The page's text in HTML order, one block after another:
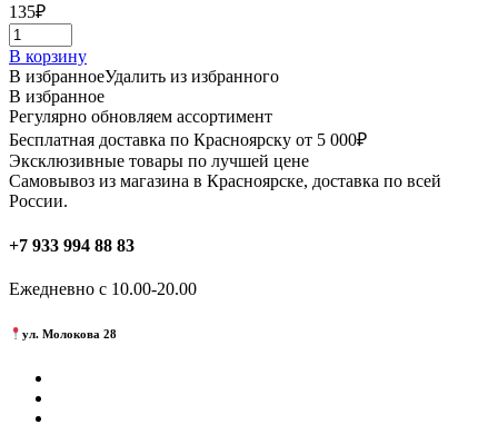
135₽
В корзину
В избранноеУдалить из избранного
В избранное
Регулярно обновляем ассортимент
Бесплатная доставка по Красноярску от 5 000₽
Эксклюзивные товары по лучшей цене
Самовывоз из магазина в Красноярске, доставка по всей
России.
+7 933 994 88 83
Ежедневно с 10.00-20.00
ул. Молокова 28